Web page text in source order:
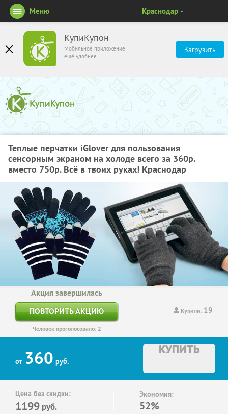
КупиКупон
Мобильное приложение
ещё удобнее
Загрузить
Меню Краснодар
Теплые перчатки iGlover для пользования
сенсорным экраном на холоде всего за 360р.
вместо 750р. Всё в твоих руках! Краснодар
Купили: 19
Акция завершилась
ПОВТОРИТЬ АКЦИЮ
Человек проголосовало: 2
от 360 руб.
КУПИТЬ
Цена без скидки:
1199 руб.
Экономия:
52%